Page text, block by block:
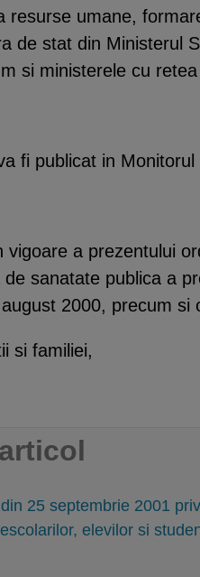
resurse umane,
de stat din Ministerul
si ministerele cu
fi publicat in
vigoare a prezentului
sanatate publica a
2000, precum
si familiei,
25 septembrie 2001
elevilor si